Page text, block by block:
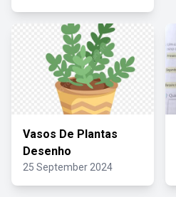
Vasos De Plantas
Desenho
25 September 2024